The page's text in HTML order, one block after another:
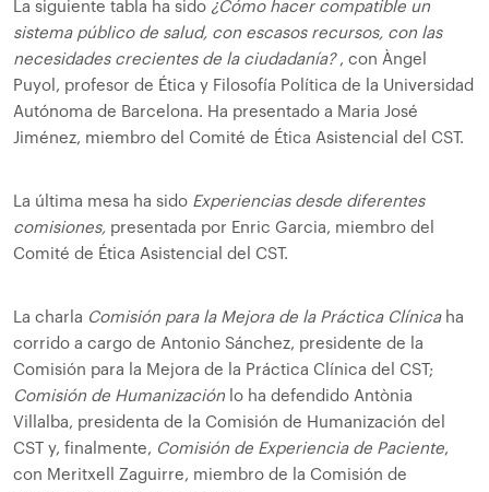
La siguiente tabla ha sido ¿Cómo hacer compatible un
sistema público de salud, con escasos recursos, con las
necesidades crecientes de la ciudadanía?, con Àngel
Puyol, profesor de Ética y Filosofía Política de la Universidad
Autónoma de Barcelona. Ha presentado a Maria José
Jiménez, miembro del Comité de Ética Asistencial del CST.
La última mesa ha sido Experiencias desde diferentes
comisiones, presentada por Enric Garcia, miembro del
Comité de Ética Asistencial del CST.
La charla Comisión para la Mejora de la Práctica Clínicaha
corrido a cargo de Antonio Sánchez, presidente de la
Comisión para la Mejora de la Práctica Clínica del CST;
Comisión de Humanización lo ha defendido Antònia
Villalba, presidenta de la Comisión de Humanización del
CST y, finalmente, Comisión de Experiencia de Paciente,
con Meritxell Zaguirre, miembro de la Comisión de